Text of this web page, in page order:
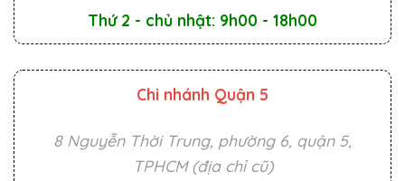
Thứ 2 - chủ nhật: 9h00 - 18h00
Chi nhánh Quận 5
8 Nguyễn Thời Trung, phường 6, quận 5,
TPHCM (địa chỉ cũ)